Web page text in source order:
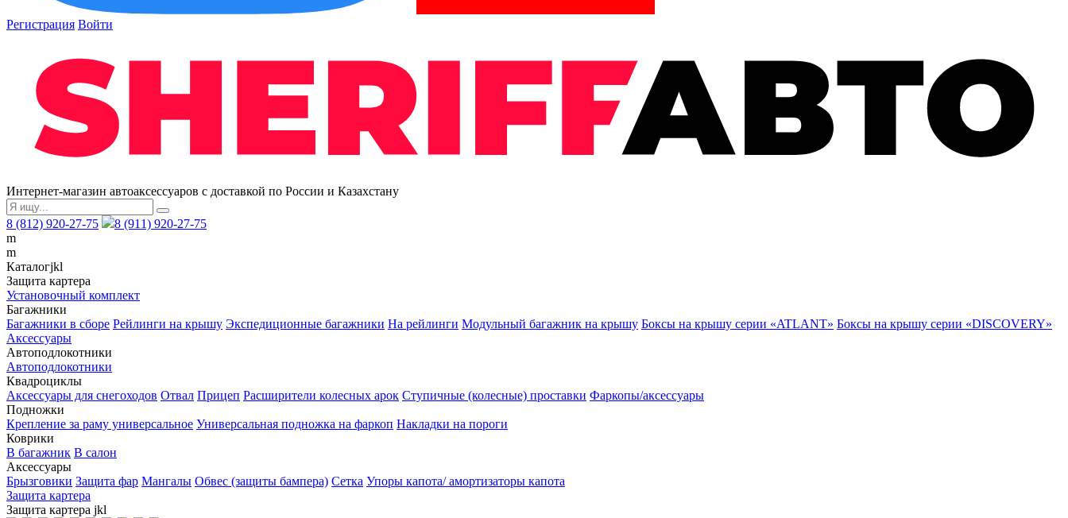
Регистрация Войти
Интернет-магазин автоаксессуаров с доставкой по России и Казахстану
8 (812) 920-27-75
8 (911) 920-27-75
m
m
Каталогjkl
Защита картера
Установочный комплект
Багажники
Багажники в сборе Рейлинги на крышу Экспедиционные багажники На рейлинги Модульный багажник на крышу Боксы на крышу серии «ATLANT» Боксы на крышу серии «DISCOVERY»
Аксессуары
Автоподлокотники
Автоподлокотники
Квадроциклы
Аксессуары для снегоходов Отвал Прицеп Расширители колесных арок Ступичные (колесные) проставки Фаркопы/аксессуары
Подножки
Крепление за раму универсальное Универсальная подножка на фаркоп Накладки на пороги
Коврики
В багажник В салон
Аксессуары
Брызговики Защита фар Мангалы Обвес (защиты бампера) Сетка Упоры капота/ амортизаторы капота
Защита картера
Защита картера jkl